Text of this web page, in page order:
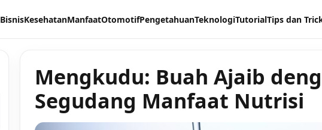
BisnisKesehatanManfaatOtomotifPengetahuanTeknologiTutorialTips dan
Mengkudu: Buah Ajaib
Segudang Manfaat Nutrisi